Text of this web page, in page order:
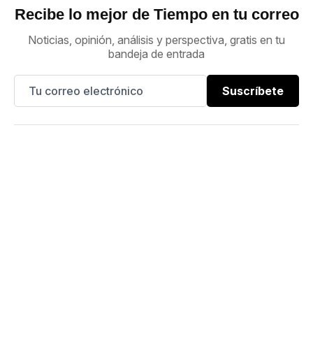
Recibe lo mejor de Tiempo en tu correo
Noticias, opinión, análisis y perspectiva, gratis en tu
bandeja de entrada
Suscríbete